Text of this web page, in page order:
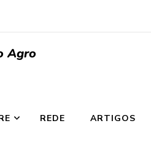
Agro
REDE ARTIGOS